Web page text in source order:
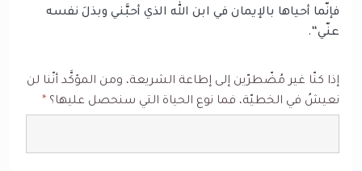
فإنّما أحياها بالإيمان في ابن الله الذي أحبَّني وبذلَ نفسه
عنّي‘‘.
إذا كنّا غير مُضّطرّين إلى إطاعة الشريعة، ومن المؤكَّد أنّنا لن
نعيشُ في الخطيّة، فما نوع الحياة التي سنحصل عليها؟ *